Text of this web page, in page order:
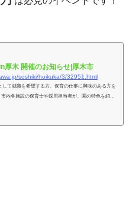
厚木 開催のお知らせ|厚木市
soshiki/hoikuka/3/32951.html
て就職を希望する方、保育の仕事に興味のある方を
内各施設の保育士や採用担当者が、園の特色を紹介